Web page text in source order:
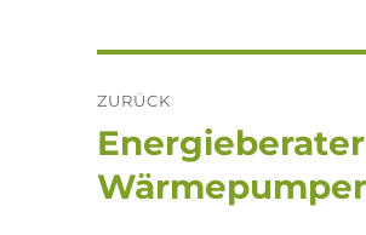
ZURÜCK
Vorheriger
Beitrag: